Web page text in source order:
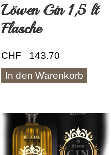
Löwen Gin 1,5 lt
Flasche
CHF
143.70
In den Warenkorb